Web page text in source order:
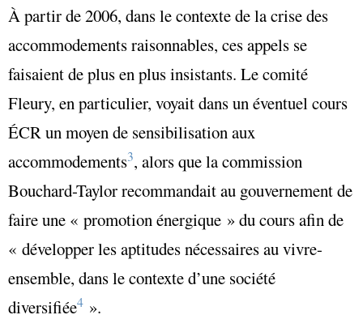
À partir de 2006, dans le contexte de la crise des
accommodements raisonnables, ces appels se
faisaient de plus en plus insistants. Le comité
Fleury, en particulier, voyait dans un éventuel cours
ÉCR un moyen de sensibilisation aux
accommodements3, alors que la commission
Bouchard-Taylor recommandait au gouvernement de
faire une « promotion énergique »du cours afin de
« développer les aptitudes nécessaires au vivre-
ensemble, dans le contexte d’une société
diversifiée4 ».